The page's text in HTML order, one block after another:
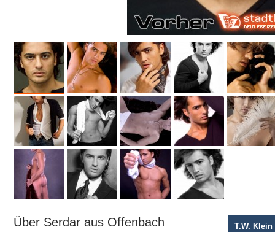
Über Serdar aus Offenbach
T.W.